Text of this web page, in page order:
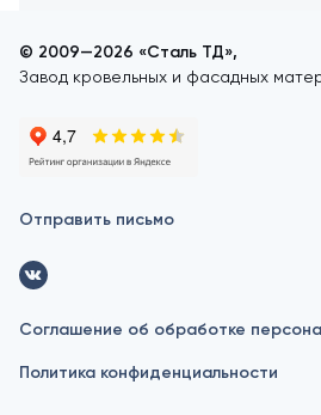
© 2009—2026 «Сталь ТД»,
Завод кровельных и фасадных
Отправить письмо
Соглашение об обработке
Политика конфиденциальности